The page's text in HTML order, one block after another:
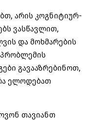
არის კოგნიტიურ-
ვასწავლით,
და მოხმარების
პრობლემის
გავააზრებინოთ,
ელოდებათ
თავიანთ